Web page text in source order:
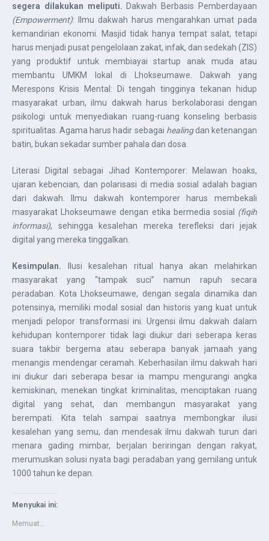
segera dilakukan meliputi. Dakwah Berbasis Pemberdayaan
(Empowerment): Ilmu dakwah harus mengarahkan umat pada
kemandirian ekonomi. Masjid tidak hanya tempat salat, tetapi
harus menjadi pusat pengelolaan zakat, infak, dan sedekah (ZIS)
yang produktif untuk membiayai startup anak muda atau
membantu UMKM lokal di Lhokseumawe. Dakwah yang
Merespons Krisis Mental: Di tengah tingginya tekanan hidup
masyarakat urban, ilmu dakwah harus berkolaborasi dengan
psikologi untuk menyediakan ruang-ruang konseling berbasis
spiritualitas. Agama harus hadir sebagai healingdan ketenangan
batin, bukan sekadar sumber pahala dan dosa.
Literasi Digital sebagai Jihad Kontemporer: Melawan hoaks,
ujaran kebencian, dan polarisasi di media sosial adalah bagian
dari dakwah. Ilmu dakwah kontemporer harus membekali
masyarakat Lhokseumawe dengan etika bermedia sosial (fiqih
informasi), sehingga kesalehan mereka terefleksi dari jejak
digital yang mereka tinggalkan.
Kesimpulan.
Ilusi kesalehan ritual hanya akan melahirkan
masyarakat yang “tampak suci” namun rapuh secara
peradaban. Kota Lhokseumawe, dengan segala dinamika dan
potensinya, memiliki modal sosial dan historis yang kuat untuk
menjadi pelopor transformasi ini. Urgensi ilmu dakwah dalam
kehidupan kontemporer tidak lagi diukur dari seberapa keras
suara takbir bergema atau seberapa banyak jamaah yang
menangis mendengar ceramah. Keberhasilan ilmu dakwah hari
ini diukur dari seberapa besar ia mampu mengurangi angka
kemiskinan, menekan tingkat kriminalitas, menciptakan ruang
digital yang sehat, dan membangun masyarakat yang
berempati. Kita telah sampai saatnya membongkar ilusi
kesalehan yang semu, dan mendesak ilmu dakwah turun dari
menara gading mimbar, berjalan beriringan dengan rakyat,
merumuskan solusi nyata bagi peradaban yang gemilang untuk
1000 tahun ke depan.
Menyukai ini:
Memuat...